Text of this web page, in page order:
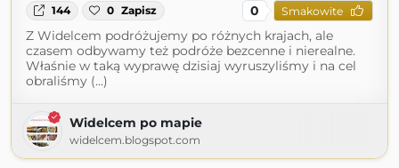
144 0 Zapisz 0 Smakowite
Z Widelcem podróżujemy po różnych krajach, ale
czasem odbywamy też podróże bezcenne i nierealne.
Właśnie w taką wyprawę dzisiaj wyruszyliśmy i na cel
obraliśmy (...)
Widelcem po mapie
widelcem.blogspot.com